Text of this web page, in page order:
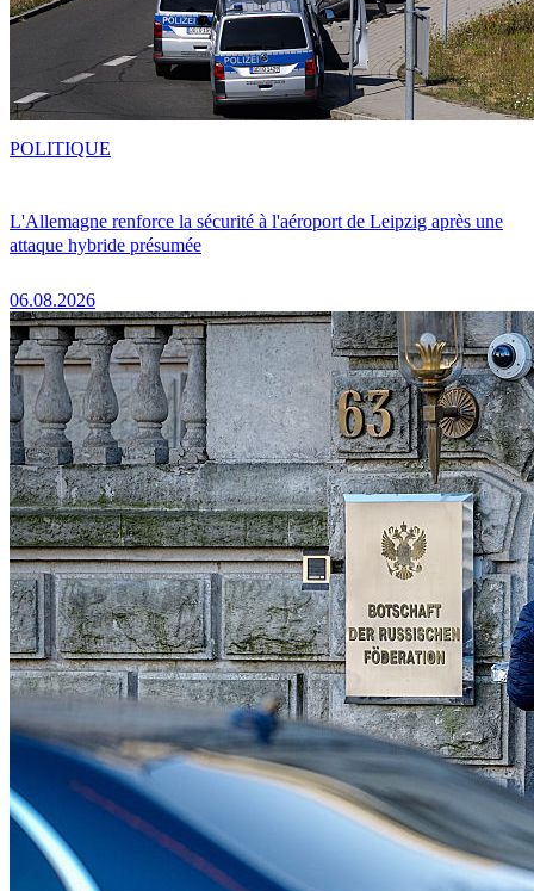
L'Allemagne renforce la sécurité à l'aéroport de Leipzig après une
attaque hybride présumée
06.08.2026
POLITIQUE